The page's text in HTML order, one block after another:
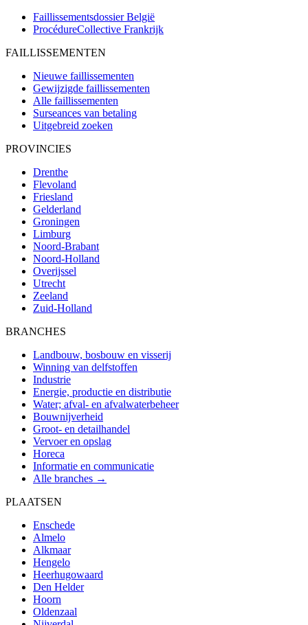
Faillissementsdossier België
ProcédureCollective Frankrijk
FAILLISSEMENTEN
Nieuwe faillissementen
Gewijzigde faillissementen
Alle faillissementen
Surseances van betaling
Uitgebreid zoeken
PROVINCIES
Drenthe
Flevoland
Friesland
Gelderland
Groningen
Limburg
Noord-Brabant
Noord-Holland
Overijssel
Utrecht
Zeeland
Zuid-Holland
BRANCHES
Landbouw, bosbouw en visserij
Winning van delfstoffen
Industrie
Energie, productie en distributie
Water; afval- en afvalwaterbeheer
Bouwnijverheid
Groot- en detailhandel
Vervoer en opslag
Horeca
Informatie en communicatie
Alle branches →
PLAATSEN
Enschede
Almelo
Alkmaar
Hengelo
Heerhugowaard
Den Helder
Hoorn
Oldenzaal